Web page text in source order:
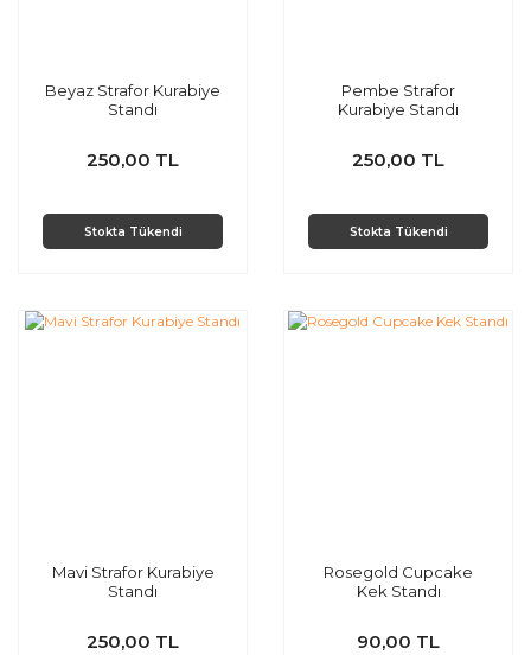
Beyaz Strafor Kurabiye
Standı
250,00 TL
Stokta Tükendi
Pembe Strafor
Kurabiye Standı
250,00 TL
Stokta Tükendi
Mavi Strafor Kurabiye
Standı
250,00 TL
Rosegold Cupcake
Kek Standı
90,00 TL